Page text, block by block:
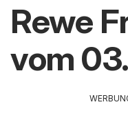
Rewe
vom